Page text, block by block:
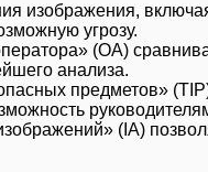
изображения,
угрозу.
(ОА)
анализа.
предметов»
(IA)